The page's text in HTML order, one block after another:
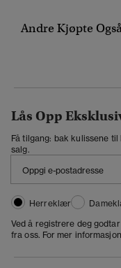
Andre Kjøpte
Lås Opp
Få tilgang: bak kulissene
salg.
Herreklær
Ved å registrere deg
fra oss. For mer